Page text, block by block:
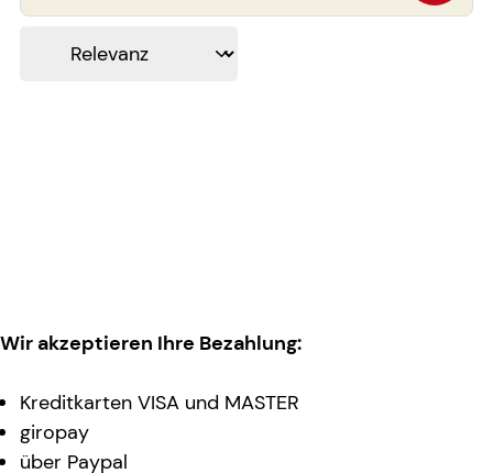
Wir akzeptieren Ihre Bezahlung:
Kreditkarten VISA und MASTER
giropay
über Paypal